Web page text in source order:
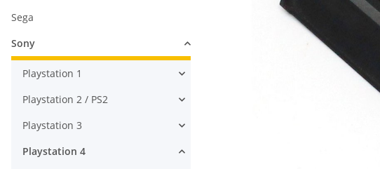
Sega
Sony
Playstation 1
Playstation 2 / PS2
Playstation 3
Playstation 4